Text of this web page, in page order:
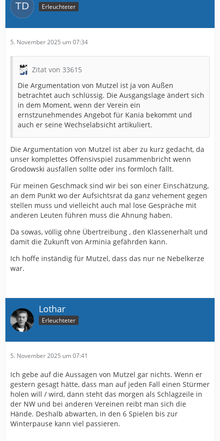
Erleuchteter
5. November 2025 um 07:34
Zitat von 33615
Die Argumentation von Mutzel ist ja von Außen
betrachtet auch schlüssig. Die Ausgangslage ändert sich
in dem Moment, wenn der Verein ein
ernstzunehmendes Angebot für Kania bekommt und
auch er seine Wechselabsicht artikuliert.
Die Argumentation von Mutzel ist aber zu kurz gedacht, da
unser komplettes Offensivspiel zusammenbricht wenn
Grodowski ausfallen sollte oder ins formloch fällt.
Für meinen Geschmack sind wir bei son einer Einschätzung,
an dem Punkt wo der Aufsichtsrat da ganz vehement gegen
stellen muss und vielleicht auch mal lose Gespräche mit
anderen Leuten führen muss die Ahnung haben.
Da sowas, völlig ohne Übertreibung , den Klassenerhalt und
damit die Zukunft von Arminia gefährden kann.
Ich hoffe inständig für Mutzel, dass das nur ne Nebelkerze
war.
Lothar
Erleuchteter
5. November 2025 um 07:41
Ich gebe auf die Aussagen von Mutzel gar nichts. Wenn er
gestern gesagt hätte, dass man auf jeden Fall einen Stürmer
holen will / wird, dann steht das morgen als Schlagzeile in
der NW und bei anderen Vereinen reibt man sich die
Hände. Deshalb abwarten, in den 6 Spielen bis zur
Winterpause kann viel passieren.